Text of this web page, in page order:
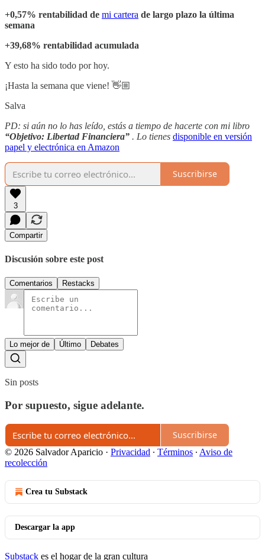
+0,57% rentabilidad de mi cartera de largo plazo la última
semana
+39,68% rentabilidad acumulada
Y esto ha sido todo por hoy.
¡Hasta la semana que viene! 👋🏼
Salva
PD: si aún no lo has leído, estás a tiempo de hacerte con mi libro
“Objetivo: Libertad Financiera” . Lo tienes disponible en versión
papel y electrónica en Amazon
Suscribirse
3
Compartir
Discusión sobre este post
Comentarios Restacks
Lo mejor de Último Debates
Sin posts
Por supuesto, sigue adelante.
Suscribirse
© 2026 Salvador Aparicio · Privacidad ∙ Términos ∙ Aviso de
recolección
Crea tu Substack
Descargar la app
Substack es el hogar de la gran cultura